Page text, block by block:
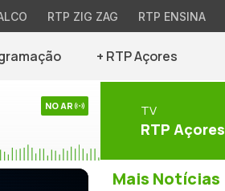
RTP ZIG ZAG RTP ENSINA
+ RTP Açores
NO AR TV
RTP Açores
Mais Notícias